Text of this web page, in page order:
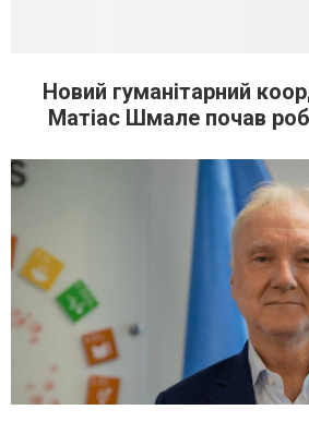
Новий гуманітарний
Матіас Шмале почав